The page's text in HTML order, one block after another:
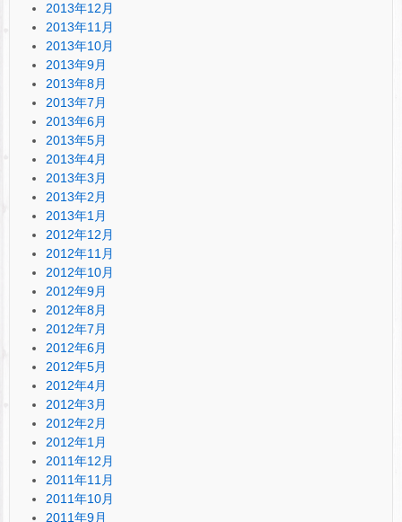
2013年12月
2013年11月
2013年10月
2013年9月
2013年8月
2013年7月
2013年6月
2013年5月
2013年4月
2013年3月
2013年2月
2013年1月
2012年12月
2012年11月
2012年10月
2012年9月
2012年8月
2012年7月
2012年6月
2012年5月
2012年4月
2012年3月
2012年2月
2012年1月
2011年12月
2011年11月
2011年10月
2011年9月